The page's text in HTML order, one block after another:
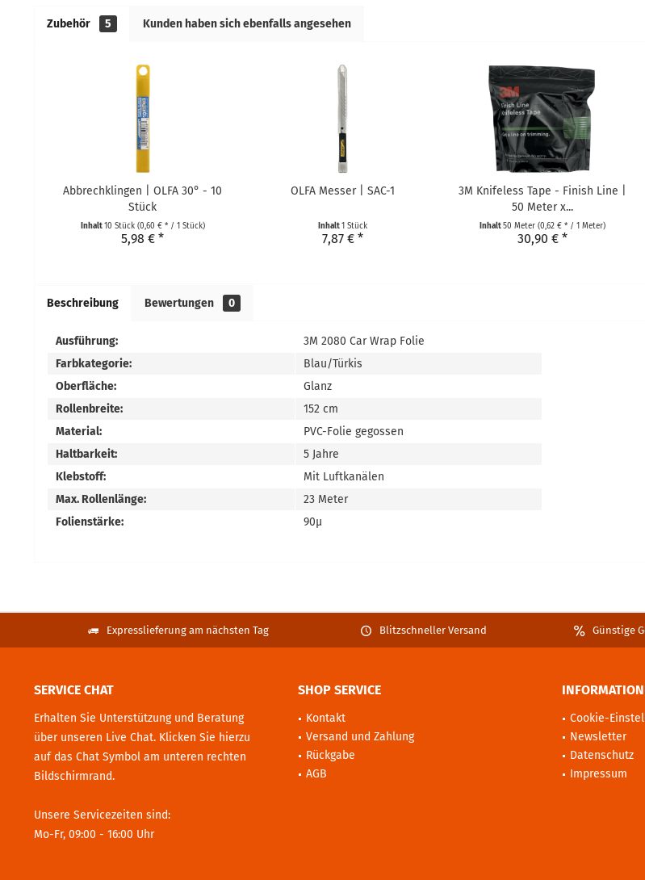
Zubehör 5 Kunden haben sich ebenfalls angesehen
Abbrechklingen | OLFA 30° - 10
Stück
Inhalt10 Stück (0,60 € * / 1 Stück)
5,98 € *
OLFA Messer | SAC-1
Inhalt1 Stück
7,87 € *
3M Knifeless Tape - Finish Line |
50 Meter x...
Inhalt50 Meter (0,62 € * / 1 Meter)
30,90 € *
Beschreibung Bewertungen 0
Ausführung:
3M 2080 Car Wrap Folie
Farbkategorie:
Blau/Türkis
Oberfläche:
Glanz
Rollenbreite:
152 cm
Material:
PVC-Folie gegossen
Haltbarkeit:
5 Jahre
Klebstoff:
Mit Luftkanälen
Max. Rollenlänge:
23 Meter
Folienstärke:
90µ
Expresslieferung am nächsten Tag Blitzschneller Versand Günstige
SERVICE CHAT
Erhalten Sie Unterstützung und Beratung
über unseren Live Chat. Klicken Sie hierzu
auf das Chat Symbol am unteren rechten
Bildschirmrand.
Unsere Servicezeiten sind:
Mo-Fr, 09:00 - 16:00 Uhr
SHOP SERVICE
Kontakt
Versand und Zahlung
Rückgabe
AGB
Cookie-
Newsletter
Datenschutz
Impressum